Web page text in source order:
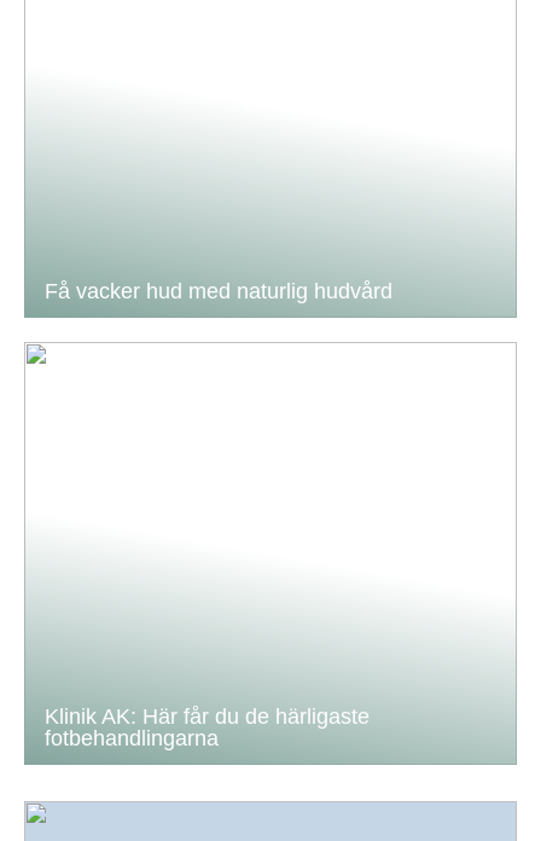
Få vacker hud med naturlig hudvård
Klinik AK: Här får du de härligaste
fotbehandlingarna